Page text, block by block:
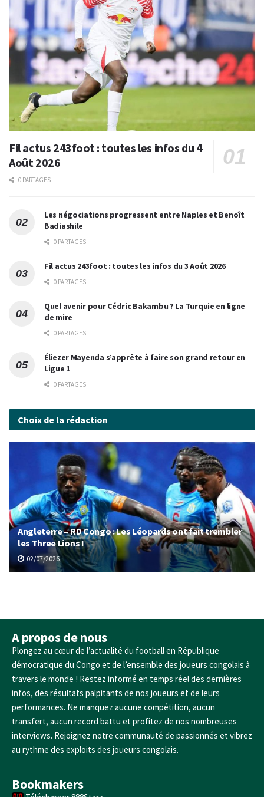
Fil actus 243foot : toutes les infos du 4
Août 2026
0 PARTAGES
Les négociations progressent entre Naples et Benoît
Badiashile
0 PARTAGES
Fil actus 243foot : toutes les infos du 3 Août 2026
0 PARTAGES
Quel avenir pour Cédric Bakambu ? La Turquie en ligne
de mire
0 PARTAGES
Éliezer Mayenda s’apprête à faire son grand retour en
Ligue 1
0 PARTAGES
Choix de la rédaction
Angleterre – RD Congo : Les Léopards ont fait trembler
les Three Lions !
02/07/2026
A propos de nous
Plongez au cœur de l’actualité du football en République
démocratique du Congo et de l’ensemble des joueurs congolais à
travers le monde ! Restez informé en temps réel des dernières
infos, des résultats palpitants de nos joueurs et de leurs
performances. Ne manquez aucune compétition, aucun
transfert, aucun record battu et profitez de nos nombreuses
interviews. Rejoignez notre communauté de passionnés et vibrez
au rythme des exploits des joueurs congolais.
Bookmakers